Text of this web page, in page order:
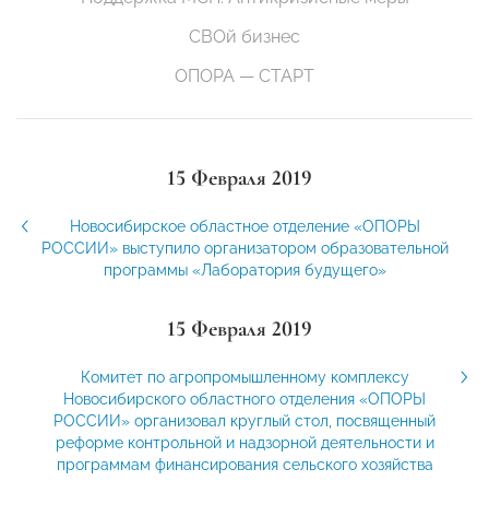
СВОй бизнес
ОПОРА — СТАРТ
15 Февраля 2019
Новосибирское областное отделение «ОПОРЫ
РОССИИ» выступило организатором образовательной
программы «Лаборатория будущего»
15 Февраля 2019
Комитет по агропромышленному комплексу
Новосибирского областного отделения «ОПОРЫ
РОССИИ» организовал круглый стол, посвященный
реформе контрольной и надзорной деятельности и
программам финансирования сельского хозяйства